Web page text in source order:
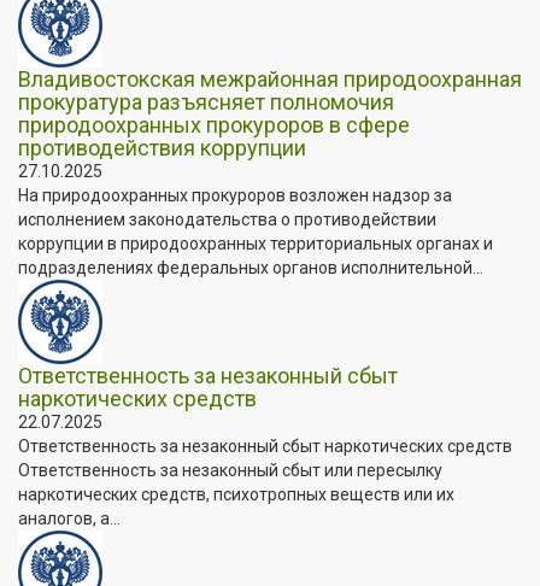
Владивостокская межрайонная природоохранная
прокуратура разъясняет полномочия
природоохранных прокуроров в сфере
противодействия коррупции
27.10.2025
На природоохранных прокуроров возложен надзор за
исполнением законодательства о противодействии
коррупции в природоохранных территориальных органах и
подразделениях федеральных органов исполнительной...
Ответственность за незаконный сбыт
наркотических средств
22.07.2025
Ответственность за незаконный сбыт наркотических средств
Ответственность за незаконный сбыт или пересылку
наркотических средств, психотропных веществ или их
аналогов, а...